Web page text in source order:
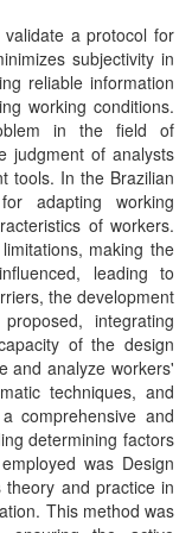
a protocol for
subjectivity in
reliable information
working conditions.
in the field of
judgment of analysts
tools. In the Brazilian
adapting working
of workers.
making the
leading to
the development
integrating
of the design
and analyze workers'
techniques, and
comprehensive and
determining factors
was Design
theory and practice in
This method was